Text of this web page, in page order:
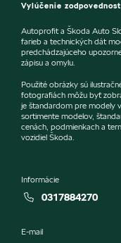
Vylúčenie
Autoprofit a Škoda Auto
farieb a technických dát
predchádzajúceho
zápisu a omylu.
Použité obrázky sú
fotografiách môžu byť
je štandardom pre modely
sortimente modelov,
cenách, podmienkach a
vozidiel Škoda.
Informácie
0317884270
E-mail